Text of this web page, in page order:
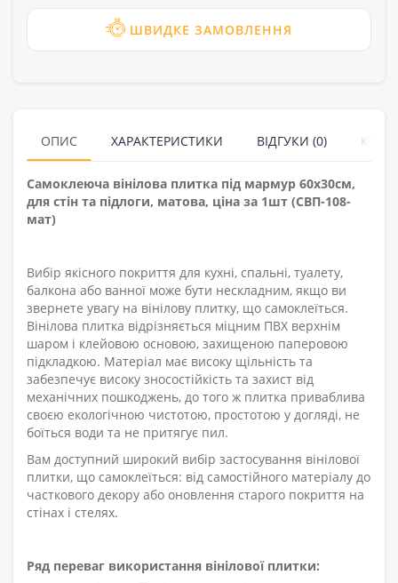
ШВИДКЕ ЗАМОВЛЕННЯ
ОПИС ХАРАКТЕРИСТИКИ ВІДГУКИ (0)
Самоклеюча вінілова плитка під мармур 60х30см,
для стін та підлоги, матова, ціна за 1шт (СВП-108-
мат)
Вибір якісного покриття для кухні, спальні, туалету,
балкона або ванної може бути нескладним, якщо ви
звернете увагу на вінілову плитку, що самоклеїться.
Вінілова плитка відрізняється міцним ПВХ верхнім
шаром і клейовою основою, захищеною паперовою
підкладкою. Матеріал має високу щільність та
забезпечує високу зносостійкість та захист від
механічних пошкоджень, до того ж плитка приваблива
своєю екологічною чистотою, простотою у догляді, не
боїться води та не притягує пил.
Вам доступний широкий вибір застосування вінілової
плитки, що самоклеїться: від самостійного матеріалу до
часткового декору або оновлення старого покриття на
стінах і стелях.
Ряд переваг використання вінілової плитки: